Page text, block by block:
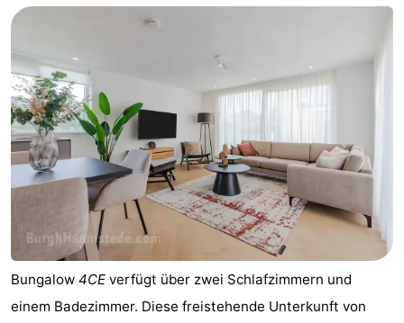
Bungalow 4CE verfügt über zwei Schlafzimmern und
einem Badezimmer. Diese freistehende Unterkunft von